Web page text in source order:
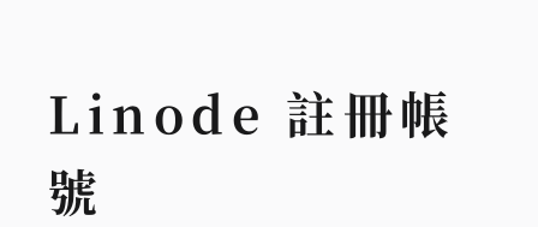
Linode 註冊帳
號